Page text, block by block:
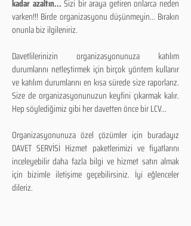
kadar azaltın...Sizi bir araya getiren onlarca neden
varken!!! Birde organizasyonu düşünmeyin... Bırakın
onunla biz ilgileniriz.
Davetlilerinizin organizasyonunuza katılım
durumlarını netleştirmek için birçok yöntem kullanır
ve katılım durumlarını en kısa sürede size raporlarız.
Size de organizasyonunuzun keyfini çıkarmak kalır.
Hep söylediğimiz gibi her davetten önce bir LCV...
Organizasyonunuza özel çözümler için buradayız
DAVET SERVİSİ Hizmet paketlerimizi ve fiyatlarını
inceleyebilir daha fazla bilgi ve hizmet satın almak
için bizimle iletişime geçebilirsiniz. İyi eğlenceler
dileriz.